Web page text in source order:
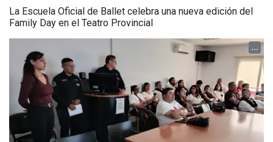
La Escuela Oficial de Ballet celebra una nueva edición del
Family Day en el Teatro Provincial
...